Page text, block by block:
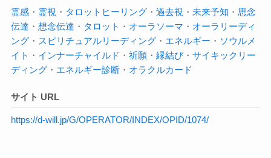
霊感・ 霊視 ・ タロット ヒーリング・ 過去視 ・ 未来予知 ・ 思念
伝達 ・ 想念伝達 ・ タロット ・ オーラソーマ ・ オーラ リーディ
ング・ スピリチュアルリーディング・ エネルギー ・ ソウルメ
イト ・ インナーチャイルド ・ 祈願・ 縁結び・ サイキック リー
ディング・ エネルギー診断・ オラクルカード
サイト URL
https://d-will.jp/G/OPERATOR/INDEX/OPID/1074/